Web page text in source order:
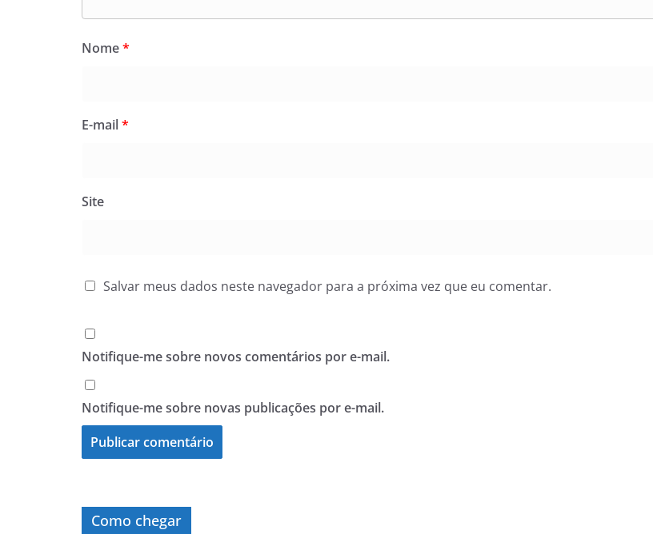
Nome*
E-mail*
Site
Salvar meus dados neste navegador para a próxima vez que eu comentar.
Notifique-me sobre novos comentários por e-mail.
Notifique-me sobre novas publicações por e-mail.
Como chegar